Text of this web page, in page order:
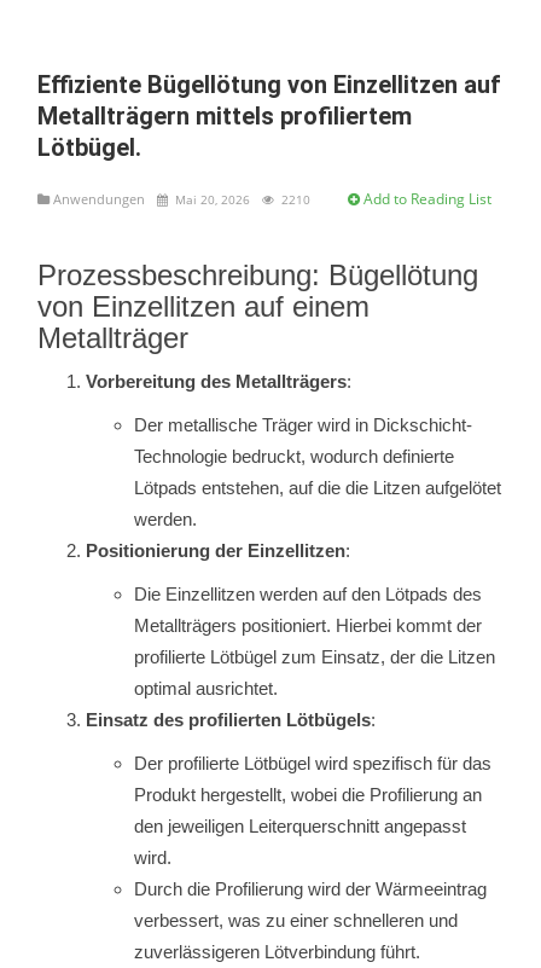
Effiziente Bügellötung von Einzellitzen auf
Metallträgern mittels profiliertem
Lötbügel.
Anwendungen Mai 20, 2026 2210 Add to Reading List
Prozessbeschreibung: Bügellötung
von Einzellitzen auf einem
Metallträger
Vorbereitung des Metallträgers:
Der metallische Träger wird in Dickschicht-
Technologie bedruckt, wodurch definierte
Lötpads entstehen, auf die die Litzen aufgelötet
werden.
Positionierung der Einzellitzen:
Die Einzellitzen werden auf den Lötpads des
Metallträgers positioniert. Hierbei kommt der
profilierte Lötbügel zum Einsatz, der die Litzen
optimal ausrichtet.
Einsatz des profilierten Lötbügels:
Der profilierte Lötbügel wird spezifisch für das
Produkt hergestellt, wobei die Profilierung an
den jeweiligen Leiterquerschnitt angepasst
wird.
Durch die Profilierung wird der Wärmeeintrag
verbessert, was zu einer schnelleren und
zuverlässigeren Lötverbindung führt.